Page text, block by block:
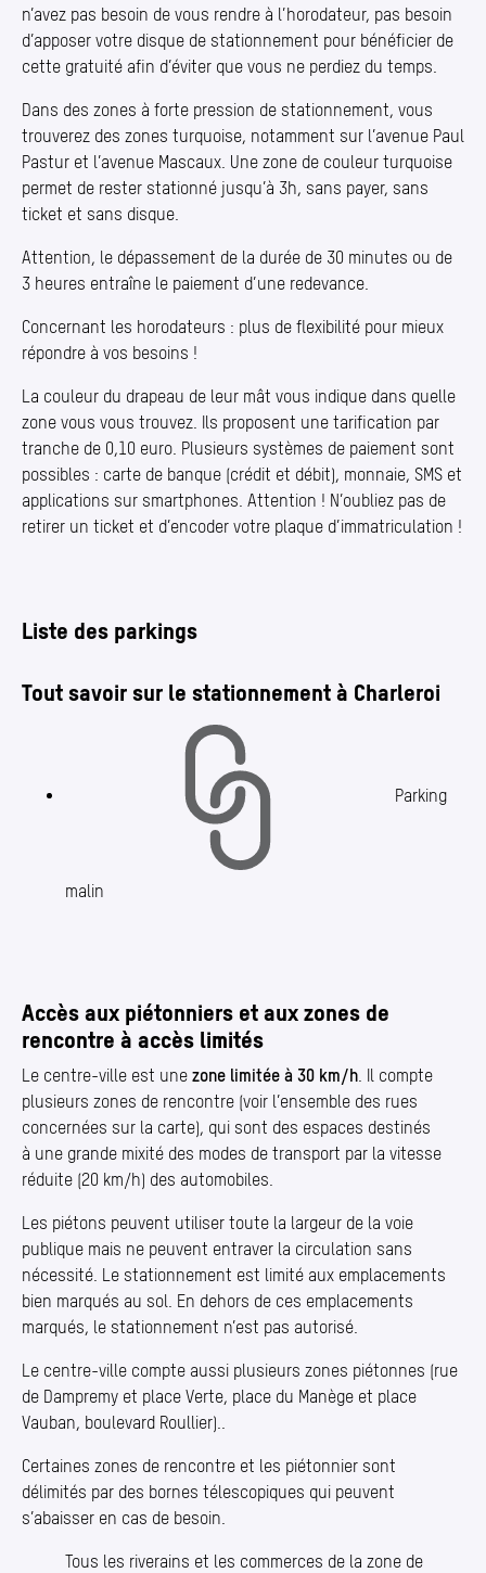
n’avez pas besoin de vous rendre à l’horodateur, pas besoin
d’apposer votre disque de stationnement pour bénéficier de
cette gratuité afin d’éviter que vous ne perdiez du temps.
Dans des zones à forte pression de stationnement, vous
trouverez des zones turquoise, notamment sur l’avenue Paul
Pastur et l’avenue Mascaux. Une zone de couleur turquoise
permet de rester stationné jusqu’à 3h, sans payer, sans
ticket et sans disque.
Attention, le dépassement de la durée de 30 minutes ou de
3 heures entraîne le paiement d’une redevance.
Concernant les horodateurs : plus de flexibilité pour mieux
répondre à vos besoins !
La couleur du drapeau de leur mât vous indique dans quelle
zone vous vous trouvez. Ils proposent une tarification par
tranche de 0,10 euro. Plusieurs systèmes de paiement sont
possibles : carte de banque (crédit et débit), monnaie, SMS et
applications sur smartphones. Attention ! N’oubliez pas de
retirer un ticket et d’encoder votre plaque d’immatriculation !
Liste des parkings
Tout savoir sur le stationnement à Charleroi
Parking
malin
Accès aux piétonniers et aux zones de
rencontre à accès limités
Le centre-ville est une zone limitée à 30 km/​h . Il compte
plusieurs zones de rencontre (voir l’ensemble des rues
concernées sur la carte), qui sont des espaces destinés
à une grande mixité des modes de transport par la vitesse
réduite (20 km/​h) des automobiles.
Les piétons peuvent utiliser toute la largeur de la voie
publique mais ne peuvent entraver la circulation sans
nécessité. Le stationnement est limité aux emplacements
bien marqués au sol. En dehors de ces emplacements
marqués, le stationnement n’est pas autorisé.
Le centre-ville compte aussi plusieurs zones piétonnes (rue
de Dampremy et place Verte, place du Manège et place
Vauban, boulevard Roullier)..
Certaines zones de rencontre et les piétonnier sont
délimités par des bornes télescopiques qui peuvent
s’abaisser en cas de besoin.
Tous les riverains et les commerces de la zone de